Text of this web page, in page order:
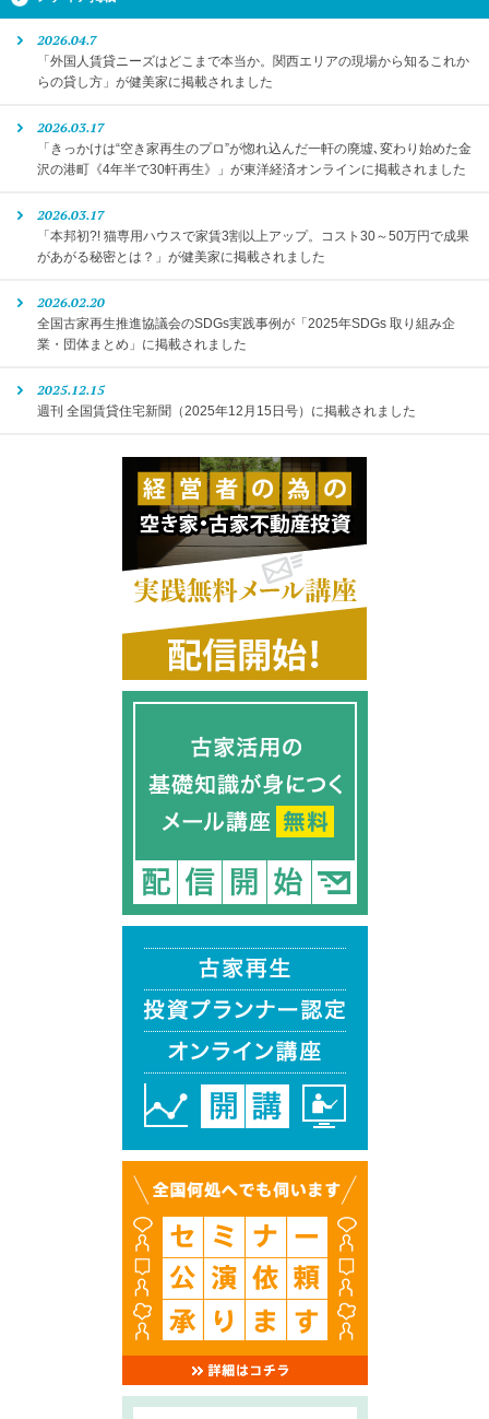
2026.04.7
「外国人賃貸ニーズはどこまで本当か。関西エリアの現場から知るこれか
らの貸し方」が健美家に掲載されました
2026.03.17
「きっかけは“空き家再生のプロ”が惚れ込んだ一軒の廃墟､変わり始めた金
沢の港町《4年半で30軒再生》」が東洋経済オンラインに掲載されました
2026.03.17
「本邦初?! 猫専用ハウスで家賃3割以上アップ。コスト30～50万円で成果
があがる秘密とは？」が健美家に掲載されました
2026.02.20
全国古家再生推進協議会のSDGs実践事例が「2025年SDGs 取り組み企
業・団体まとめ」に掲載されました
2025.12.15
週刊 全国賃貸住宅新聞（2025年12月15日号）に掲載されました